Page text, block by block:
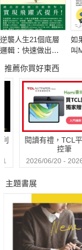
實可以幫助勞工，而
然而，丹尼爾．薩斯
推翻過往經濟學家的
棋士，證明機器可以
類更好。
未來，每個人都會面
縮限科技巨頭急遽增
手裡的貧富不均情況
｜各界前瞻推薦｜
逆襲人生21個底層
邏輯：快速做出改
南
如
叫
變
共
推薦你買好東西
閱讀有禮，TCL
控筆
2026/06/20 -
主題書展